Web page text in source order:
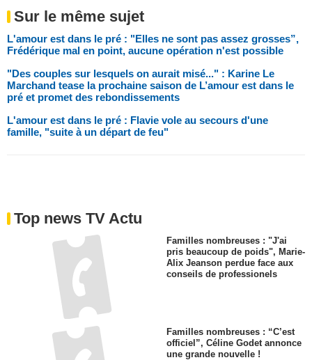
Sur le même sujet
L'amour est dans le pré : "Elles ne sont pas assez grosses”,
Frédérique mal en point, aucune opération n'est possible
"Des couples sur lesquels on aurait misé..." : Karine Le
Marchand tease la prochaine saison de L’amour est dans le
pré et promet des rebondissements
L'amour est dans le pré : Flavie vole au secours d'une
famille, "suite à un départ de feu"
Top news TV Actu
Familles nombreuses : "J'ai
pris beaucoup de poids", Marie-
Alix Jeanson perdue face aux
conseils de professionels
Familles nombreuses : “C’est
officiel”, Céline Godet annonce
une grande nouvelle !